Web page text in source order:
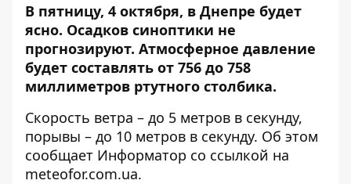
В пятницу, 4 октября, в Днепре будет
ясно. Осадков синоптики не
прогнозируют. Атмосферное давление
будет составлять от 756 до 758
миллиметров ртутного столбика.
Скорость ветра – до 5 метров в секунду,
порывы – до 10 метров в секунду. Об этом
сообщает Информатор со ссылкой на
meteofor.com.ua.